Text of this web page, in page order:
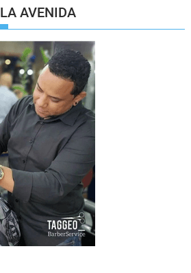
LA AVENIDA